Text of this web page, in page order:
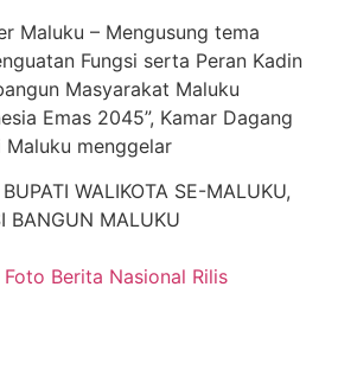
Maluku – Mengusung tema
Fungsi serta Peran Kadin
Masyarakat Maluku
Emas 2045”, Kamar Dagang
menggelar
Foto Berita Nasional Rilis